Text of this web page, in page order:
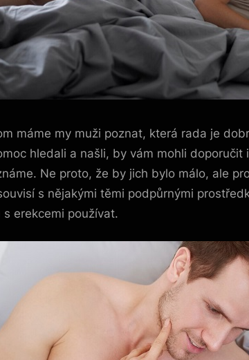
máme my muži poznat, která rada je
hledali a našli, by vám mohli
Ne proto, že by jich bylo málo, ale
s nějakými těmi podpůrnými
s erekcemi používat.